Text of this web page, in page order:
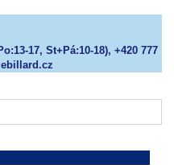
17, St+Pá:10-18), +420 777